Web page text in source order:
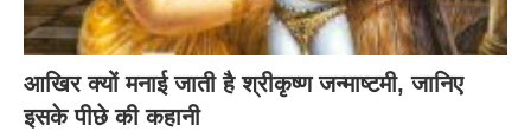
आखिर क्यों मनाई जाती है श्रीकृष्ण जन्माष्टमी, जानिए
इसके पीछे की कहानी